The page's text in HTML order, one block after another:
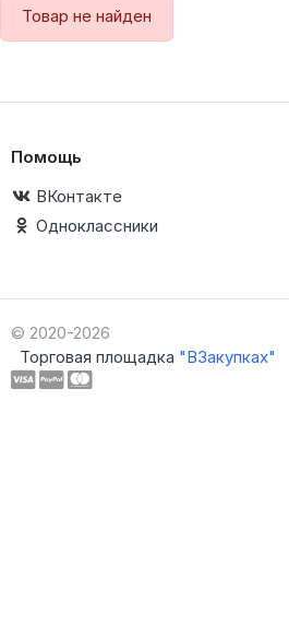
Товар не найден
Помощь
ВКонтакте
Одноклассники
© 2020-2026
Торговая площадка "ВЗакупках"